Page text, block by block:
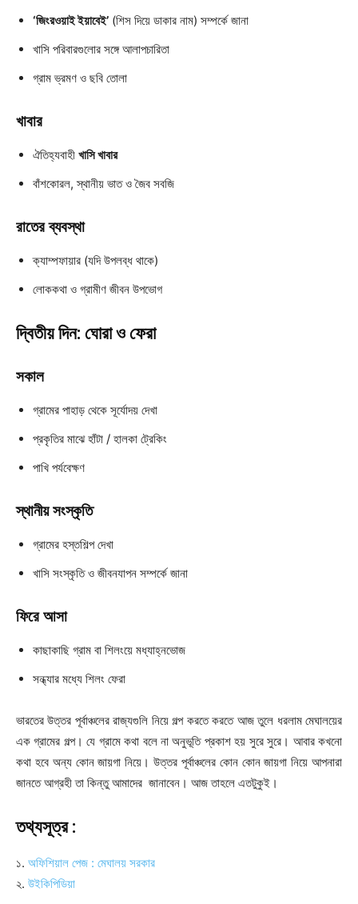
‘জিংরওয়াই ইয়াবেই’ (শিস দিয়ে ডাকার নাম) সম্পর্কে জানা
খাসি পরিবারগুলোর সঙ্গে আলাপচারিতা
গ্রাম ভ্রমণ ও ছবি তোলা
খাবার
ঐতিহ্যবাহী খাসি খাবার
বাঁশকোরল, স্থানীয় ভাত ও জৈব সবজি
রাতের ব্যবস্থা
ক্যাম্পফায়ার (যদি উপলব্ধ থাকে)
লোককথা ও গ্রামীণ জীবন উপভোগ
দ্বিতীয় দিন: ঘোরা ও ফেরা
সকাল
গ্রামের পাহাড় থেকে সূর্যোদয় দেখা
প্রকৃতির মাঝে হাঁটা / হালকা ট্রেকিং
পাখি পর্যবেক্ষণ
স্থানীয় সংস্কৃতি
গ্রামের হস্তশিল্প দেখা
খাসি সংস্কৃতি ও জীবনযাপন সম্পর্কে জানা
ফিরে আসা
কাছাকাছি গ্রাম বা শিলংয়ে মধ্যাহ্নভোজ
সন্ধ্যার মধ্যে শিলং ফেরা
ভারতের উত্তর পূর্বাঞ্চলের রাজ্যগুলি নিয়ে গল্প করতে করতে আজ তুলে ধরলাম মেঘালয়ের
এক গ্রামের গল্প। যে গ্রামে কথা বলে না অনুভূতি প্রকাশ হয় সুরে সুরে। আবার কখনো
কথা হবে অন্য কোন জায়গা নিয়ে। উত্তর পূর্বাঞ্চলের কোন কোন জায়গা নিয়ে আপনারা
জানতে আগ্রহী তা কিন্তু আমাদের জানাবেন। আজ তাহলে এতটুকুই।
তথ্যসূত্র :
১. অফিশিয়াল পেজ : মেঘালয় সরকার
২. উইকিপিডিয়া